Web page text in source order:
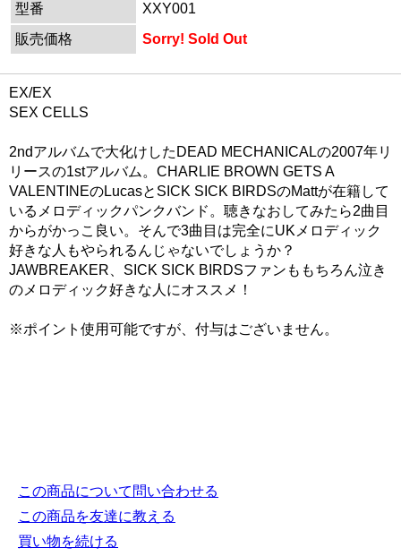
型番
XXY001
販売価格
Sorry! Sold Out
EX/EX
SEX CELLS
2ndアルバムで大化けしたDEAD MECHANICALの2007年リ
リースの1stアルバム。CHARLIE BROWN GETS A
VALENTINEのLucasとSICK SICK BIRDSのMattが在籍して
いるメロディックパンクバンド。聴きなおしてみたら2曲目
からがかっこ良い。そんで3曲目は完全にUKメロディック
好きな人もやられるんじゃないでしょうか？
JAWBREAKER、SICK SICK BIRDSファンももちろん泣き
のメロディック好きな人にオススメ！
※ポイント使用可能ですが、付与はございません。
この商品について問い合わせる
この商品を友達に教える
買い物を続ける